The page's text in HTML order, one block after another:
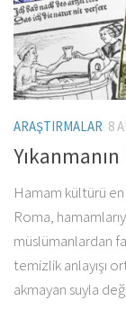
ARAŞTIRMALAR 8
Yıkanmanın
Hamam kültürü
Roma,
müslümanlardan
temizlik anlayışı
akmayan suyla